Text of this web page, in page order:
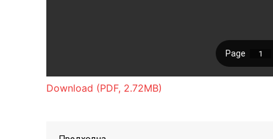
Download (PDF, 2.72MB)